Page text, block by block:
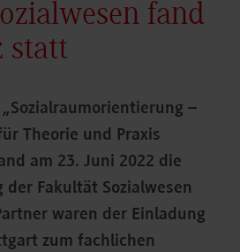
fand
statt
–
Theorie und Praxis
am 23. Juni 2022 die
Fakultät Sozialwesen
waren der Einladung
zum fachlichen